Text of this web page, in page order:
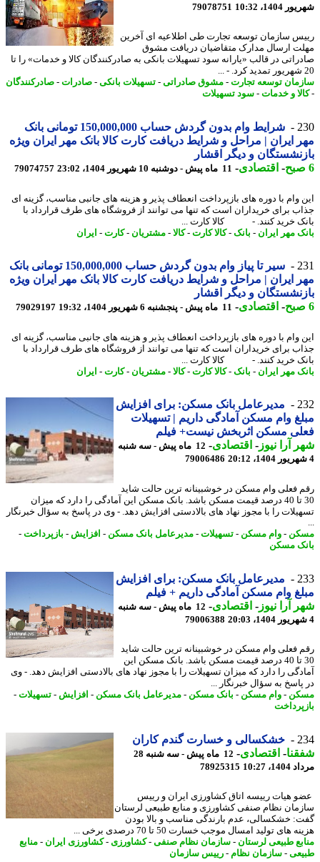
10:32
79078751
سازمان توسعه تجارت طی اطلاعیه ای آخرین
ارسال مدارک متقاضیان دریافت مشوق
در قالب «یارانه سود تسهیلات بانکی به صادرکنندگان کالا و خدمات» را تا
توسعه تجارت- مشوق صادراتی-تسهیلات بانکی-صادرات- صادرکنندگان
و خدمات-سود تسهیلات
شرایط وام بدون گردش حساب 150,000,000 تومانی بانک
ایران | مراحل و شرایط دریافت کارت کالا بانک مهر ایران ویژه
و دیگر اقشار
-اقتصادی-11 ماه پیش - دوشنبه 10 شهریور 1404، 23:02 79074757
وام با دوره های بازپرداخت انعطاف پذیر و هزینه های جانبی مناسب، گزینه ای
برای خریداران است که تنها می توانند از فروشگاه های طرف قرارداد با
خرید کنند. - کالا کارت ...
مهر ایران - بانک -کالا کارت- کالا -مشتریان-کارت- ایران
سیر تا پیاز وام بدون گردش حساب 150,000,000 تومانی بانک
ایران | مراحل و شرایط دریافت کارت کالا بانک مهر ایران ویژه
و دیگر اقشار
-اقتصادی-11 ماه پیش - پنجشنبه 6 شهریور 1404، 19:32 79029197
وام با دوره های بازپرداخت انعطاف پذیر و هزینه های جانبی مناسب، گزینه ای
برای خریداران است که تنها می توانند از فروشگاه های طرف قرارداد با
خرید کنند. - کالا کارت ...
مهر ایران - بانک -کالا کارت- کالا -مشتریان-کارت- ایران
مدیرعامل بانک مسکن: برای افزایش
وام مسکن آمادگی داریم | تسهیلات
مسکن اثربخش نیست+ فیلم
آرا نیوز-اقتصادی-
12 ماه پیش - سه شنبه
79006486
فعلی وام مسکن در خوشبینانه ترین حالت شاید
30 تا 40 درصد قیمت مسکن باشد. بانک مسکن این آمادگی را دارد که میزان
را با مجوز نهاد های بالادستی افزایش دهد. - وی در پاسخ به سؤال خبرنگار
-وام مسکن-تسهیلات-مدیرعامل بانک مسکن-افزایش -بازپرداخت -
مسکن
مدیرعامل بانک مسکن: برای افزایش
وام مسکن آمادگی داریم + فیلم
آرا نیوز-اقتصادی-
12 ماه پیش - سه شنبه
79006388
فعلی وام مسکن در خوشبینانه ترین حالت شاید
30 تا 40 درصد قیمت مسکن باشد. بانک مسکن این
را دارد که میزان تسهیلات را با مجوز نهاد های بالادستی افزایش دهد. - وی
به سؤال خبرنگار ...
-وام مسکن-بانک مسکن-مدیرعامل بانک مسکن-افزایش -تسهیلات-
خشکسالی و خسارت گندم کاران
-اقتصادی-
12 ماه پیش - سه شنبه 28
10:27
78925315
هیات رییسه اتاق کشاورزی ایران و رییس
نظام صنفی کشاورزی و منابع طبیعی لرستان
خشکسالی، عدم بارندگی مناسب و بالا بودن
های تولید امسال موجب خسارت 50 تا 70 درصدی برخی ...
طبیعی لرستان-سازمان نظام صنفی-کشاورزی- کشاورزی ایران -
منابع
-سازمان نظام-رییس سازمان